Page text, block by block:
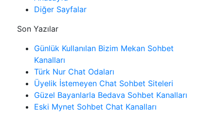
Diğer Sayfalar
Son Yazılar
Günlük Kullanılan Bizim Mekan Sohbet
Kanalları
Türk Nur Chat Odaları
Üyelik İstemeyen Chat Sohbet Siteleri
Güzel Bayanlarla Bedava Sohbet Kanalları
Eski Mynet Sohbet Chat Kanalları